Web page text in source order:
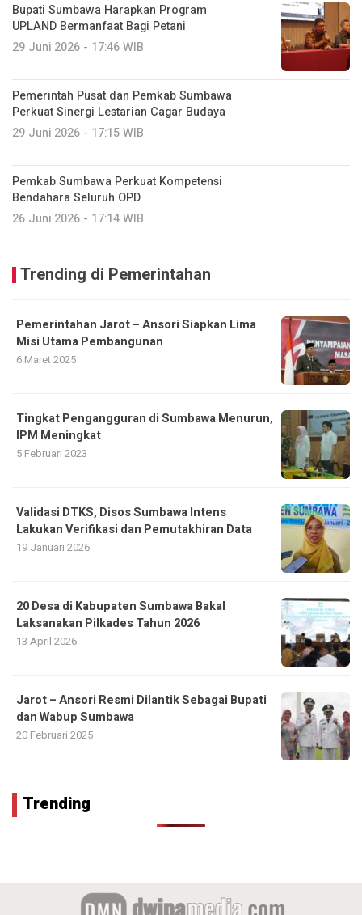
Bupati Sumbawa Harapkan Program
UPLAND Bermanfaat Bagi Petani
29 Juni 2026 - 17:46 WIB
Pemerintah Pusat dan Pemkab Sumbawa
Perkuat Sinergi Lestarian Cagar Budaya
29 Juni 2026 - 17:15 WIB
Pemkab Sumbawa Perkuat Kompetensi
Bendahara Seluruh OPD
26 Juni 2026 - 17:14 WIB
Trending di Pemerintahan
Pemerintahan Jarot – Ansori Siapkan Lima
Misi Utama Pembangunan
6 Maret 2025
Tingkat Pengangguran di Sumbawa Menurun,
IPM Meningkat
5 Februari 2023
Validasi DTKS, Disos Sumbawa Intens
Lakukan Verifikasi dan Pemutakhiran Data
19 Januari 2026
20 Desa di Kabupaten Sumbawa Bakal
Laksanakan Pilkades Tahun 2026
13 April 2026
Jarot – Ansori Resmi Dilantik Sebagai Bupati
dan Wabup Sumbawa
20 Februari 2025
Trending